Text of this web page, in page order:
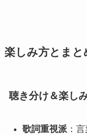
楽しみ方とまと
聴き分け＆楽し
歌詞重視派：言